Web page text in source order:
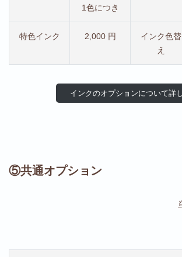
1色につき
特色インク 2,000 円
インク色替
え
インクのオプションについて詳
⑤共通オプション